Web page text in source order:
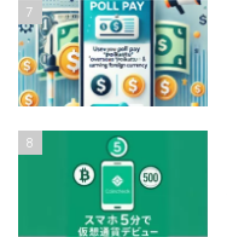
7
8